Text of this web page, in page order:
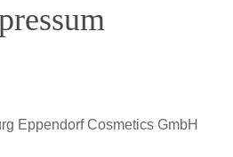
Eppendorf Cosmetics GmbH